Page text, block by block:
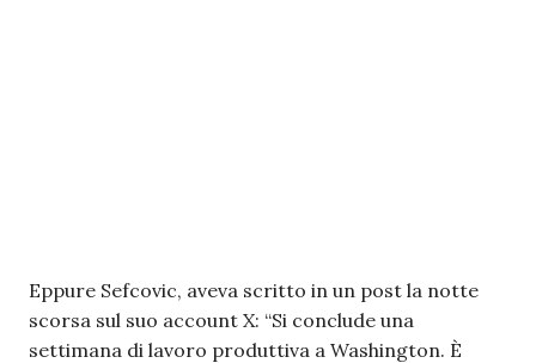
Eppure Sefcovic, aveva scritto in un post la notte
scorsa sul suo account X: “Si conclude una
settimana di lavoro produttiva a Washington. È